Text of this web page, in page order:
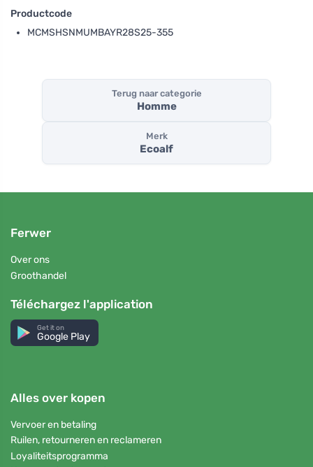
Productcode
MCMSHSNMUMBAYR28S25-355
Terug naar categorie
Homme
Merk
Ecoalf
Ferwer
Over ons
Groothandel
Téléchargez l'application
Get it on
Google Play
Alles over kopen
Vervoer en betaling
Ruilen, retourneren en reclameren
Loyaliteitsprogramma